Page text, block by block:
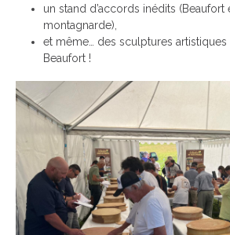
un stand d’accords inédits (Beaufort
montagnarde),
et même… des sculptures
Beaufort !